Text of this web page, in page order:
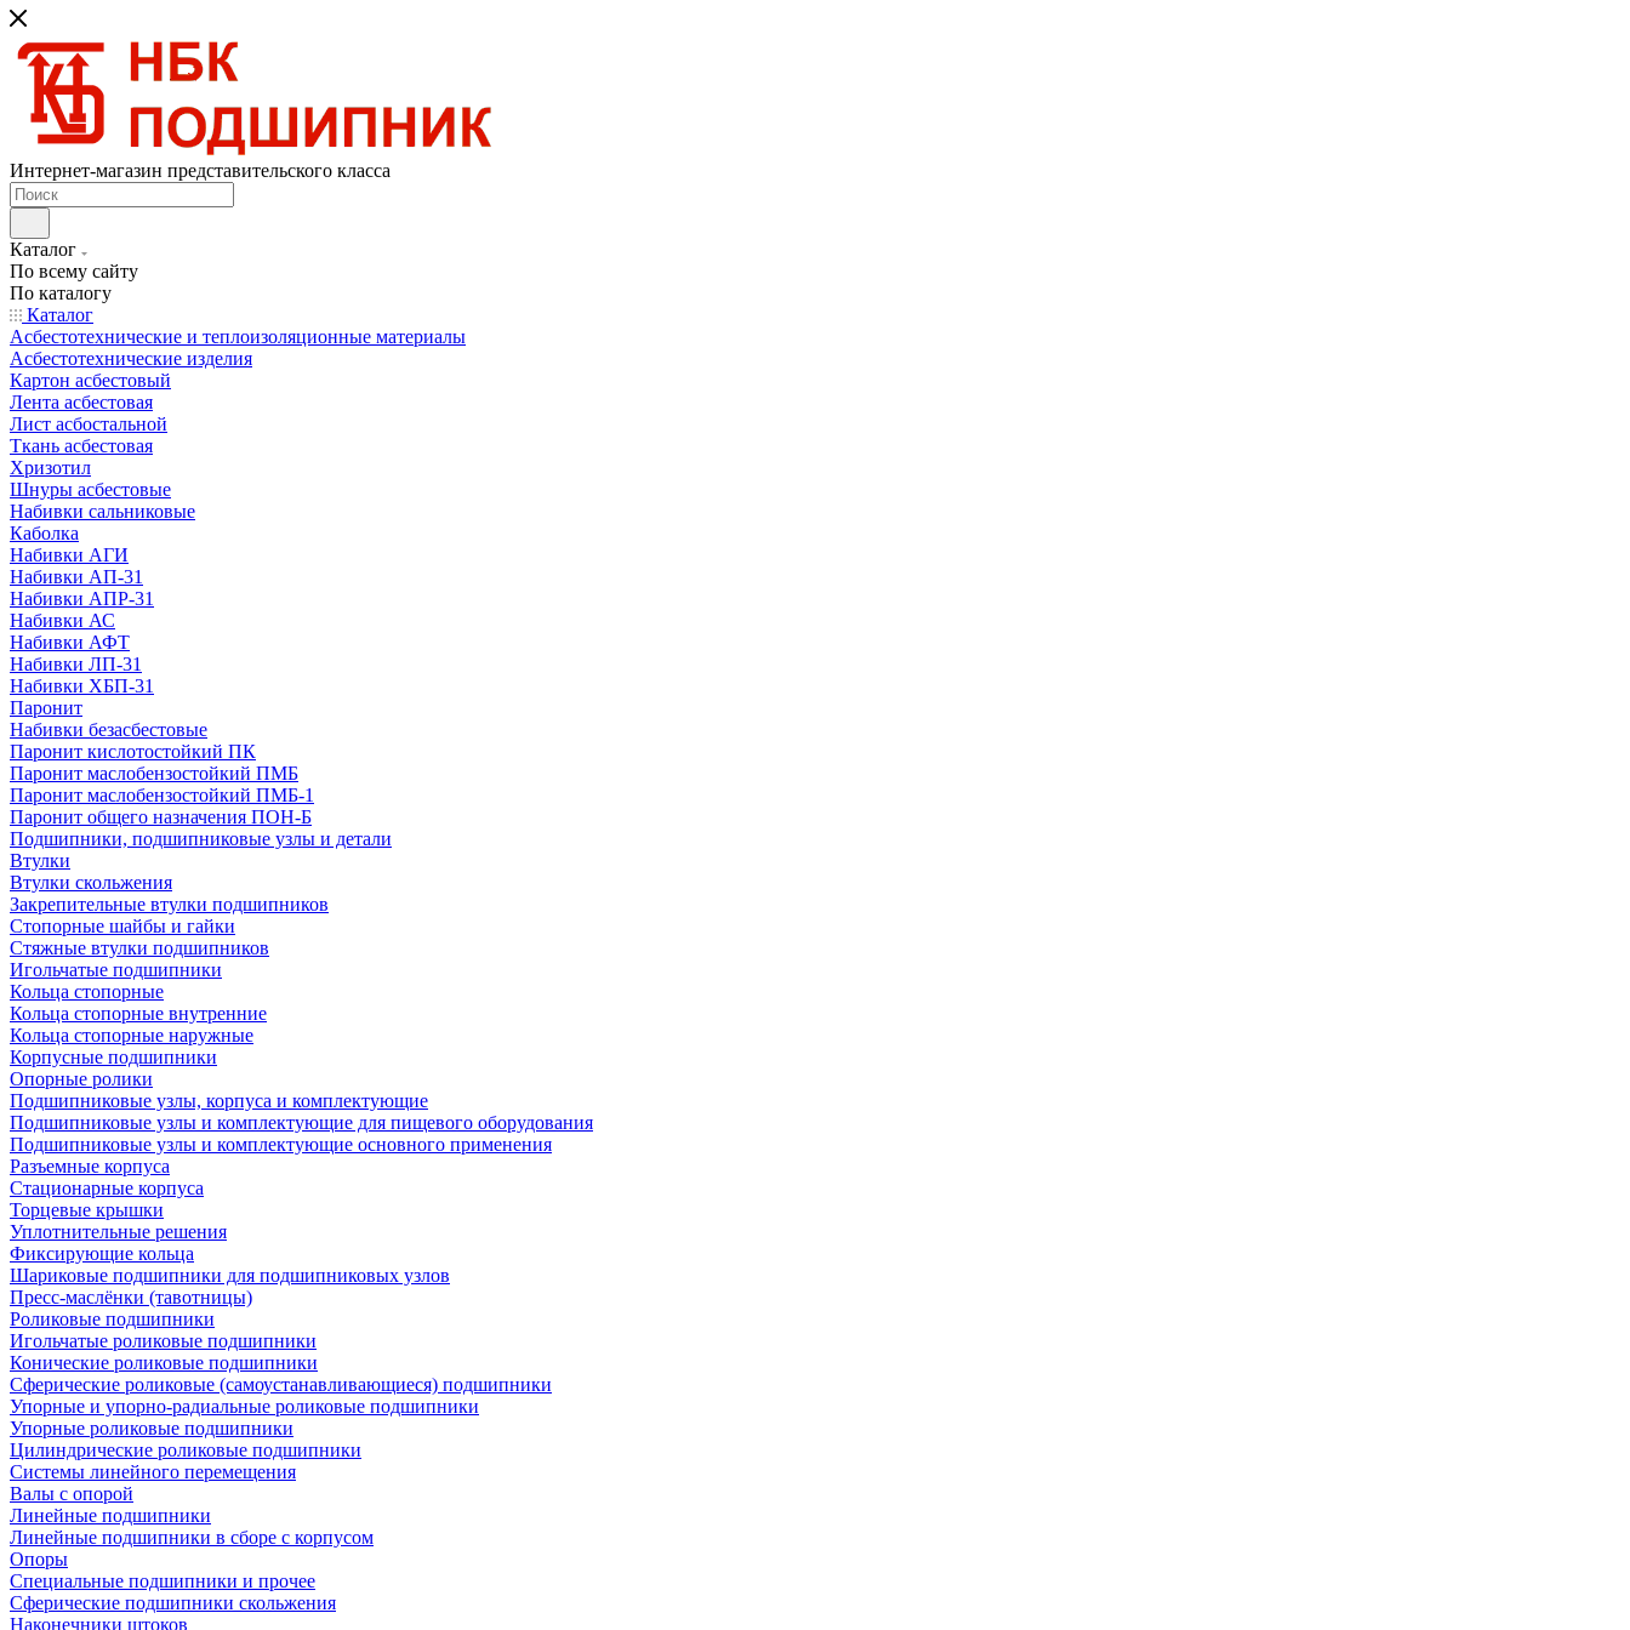
Интернет-магазин представительского класса
Каталог
По всему сайту
По каталогу
Каталог
Асбестотехнические и теплоизоляционные материалы
Асбестотехнические изделия
Картон асбестовый
Лента асбестовая
Лист асбостальной
Ткань асбестовая
Хризотил
Шнуры асбестовые
Набивки сальниковые
Каболка
Набивки АГИ
Набивки АП-31
Набивки АПР-31
Набивки АС
Набивки АФТ
Набивки ЛП-31
Набивки ХБП-31
Паронит
Набивки безасбестовые
Паронит кислотостойкий ПК
Паронит маслобензостойкий ПМБ
Паронит маслобензостойкий ПМБ-1
Паронит общего назначения ПОН-Б
Подшипники, подшипниковые узлы и детали
Втулки
Втулки скольжения
Закрепительные втулки подшипников
Стопорные шайбы и гайки
Стяжные втулки подшипников
Игольчатые подшипники
Кольца стопорные
Кольца стопорные внутренние
Кольца стопорные наружные
Корпусные подшипники
Опорные ролики
Подшипниковые узлы, корпуса и комплектующие
Подшипниковые узлы и комплектующие для пищевого оборудования
Подшипниковые узлы и комплектующие основного применения
Разъемные корпуса
Стационарные корпуса
Торцевые крышки
Уплотнительные решения
Фиксирующие кольца
Шариковые подшипники для подшипниковых узлов
Пресс-маслёнки (тавотницы)
Роликовые подшипники
Игольчатые роликовые подшипники
Конические роликовые подшипники
Сферические роликовые (самоустанавливающиеся) подшипники
Упорные и упорно-радиальные роликовые подшипники
Упорные роликовые подшипники
Цилиндрические роликовые подшипники
Системы линейного перемещения
Валы с опорой
Линейные подшипники
Линейные подшипники в сборе с корпусом
Опоры
Специальные подшипники и прочее
Сферические подшипники скольжения
Наконечники штоков